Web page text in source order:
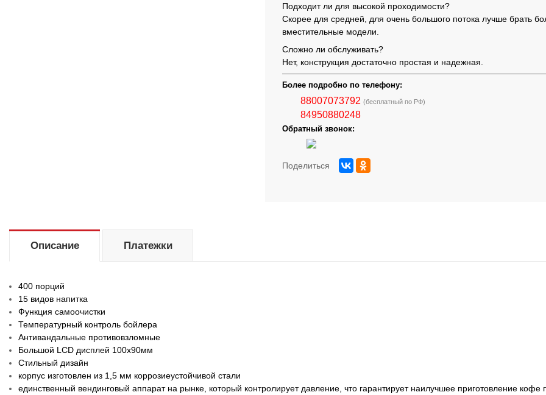
Подходит ли для высокой проходимости?
Скорее для средней, для очень большого потока лучше брать
вместительные модели.
Сложно ли обслуживать?
Нет, конструкция достаточно простая и надежная.
Более подробно по телефону:
88007073792 (бесплатный по РФ)
84950880248
Обратный звонок:
Поделиться
Описание
400 порций
15 видов напитка
Функция самоочистки
Температурный контроль бойлера
Антивандальные противовзломные
Большой LCD дисплей 100х90мм
Стильный дизайн
корпус изготовлен из 1,5 мм коррозиеустойчивой стали
единственный вендинговый аппарат на рынке, который контролирует давление, что гарантирует наилучшее приготовление кофе
Платежки